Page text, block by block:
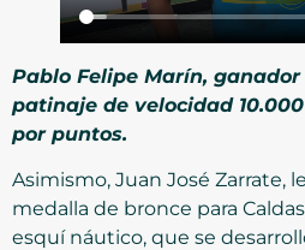
Pablo Felipe Marín,
patinaje de velocidad
por puntos.
Asimismo, Juan José Zarrate,
medalla de bronce para
esquí náutico, que se